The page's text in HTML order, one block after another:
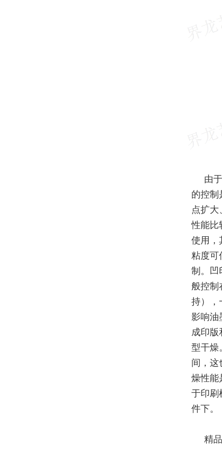
由
的控制
点扩
性能比
使用，
粘度可
制。凹
般控制
持），
影响油
成印版
型干燥
间，这
燥性能
于印刷
件下。
精